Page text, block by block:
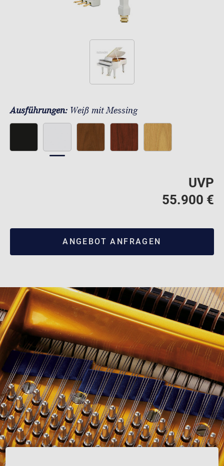
Ausführungen: Weiß mit Messing
UVP
55.900 €
ANGEBOT ANFRAGEN